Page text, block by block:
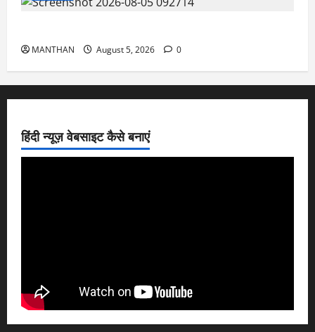
MANTHAN August 5, 2026 0
हिंदी न्यूज़ वेबसाइट कैसे बनाएं